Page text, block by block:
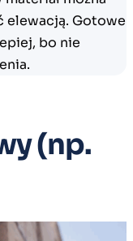
elewacją. Gotowe
bo nie
(np.